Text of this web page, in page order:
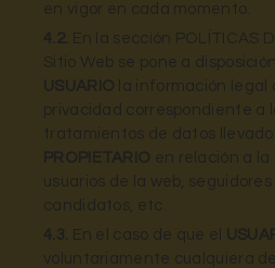
en vigor en cada momento.
4.2. En la sección POLÍTICAS
Sitio Web se pone a
USUARIO la información legal
privacidad correspondiente a
tratamientos de datos
PROPIETARIO en relación a
usuarios de la web,
candidatos, etc.
4.3. En el caso de que el
voluntariamente cualquiera